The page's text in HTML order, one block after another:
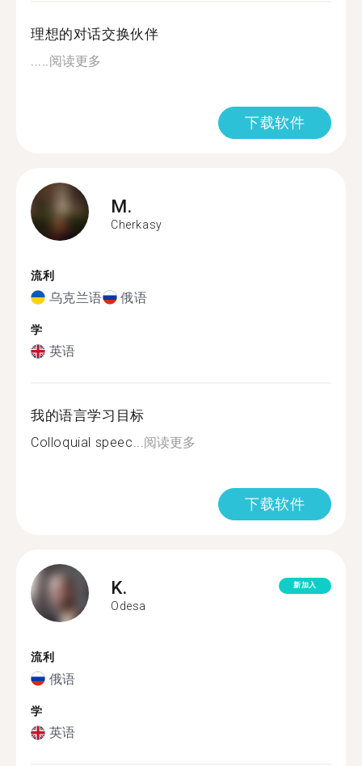
理想的对话交换伙伴
.....阅读更多
下载软件
M.
Cherkasy
流利
乌克兰语 俄语
学
英语
我的语言学习目标
Colloquial speec...阅读更多
下载软件
K.
Odesa
新加入
流利
俄语
学
英语